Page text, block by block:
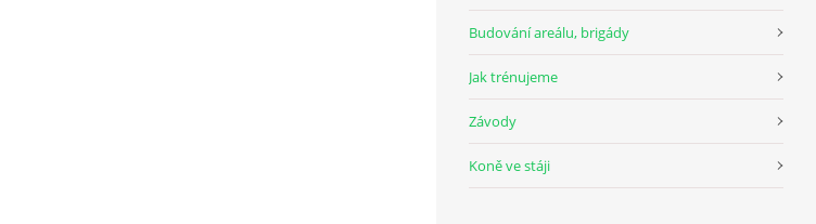
Budování areálu, brigády
Jak trénujeme
Závody
Koně ve stáji